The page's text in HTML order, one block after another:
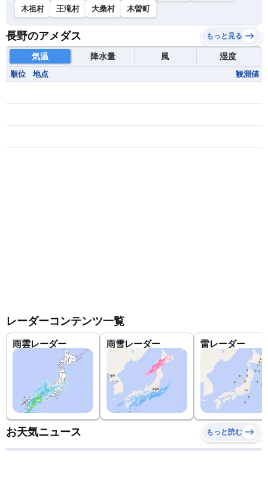
木祖村
王滝村 大桑村 木曽町
長野のアメダス もっと見る
気温 降水量 風 湿度
順位 地点 観測値
レーダーコンテンツ一覧
雨雲レーダー 雨雪レーダー 雷レーダー
お天気ニュース もっと読む